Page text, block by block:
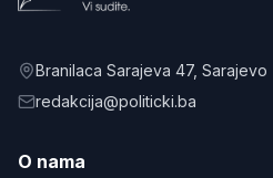
Branilaca Sarajeva 47, Sarajevo
redakcija@politicki.ba
O nama